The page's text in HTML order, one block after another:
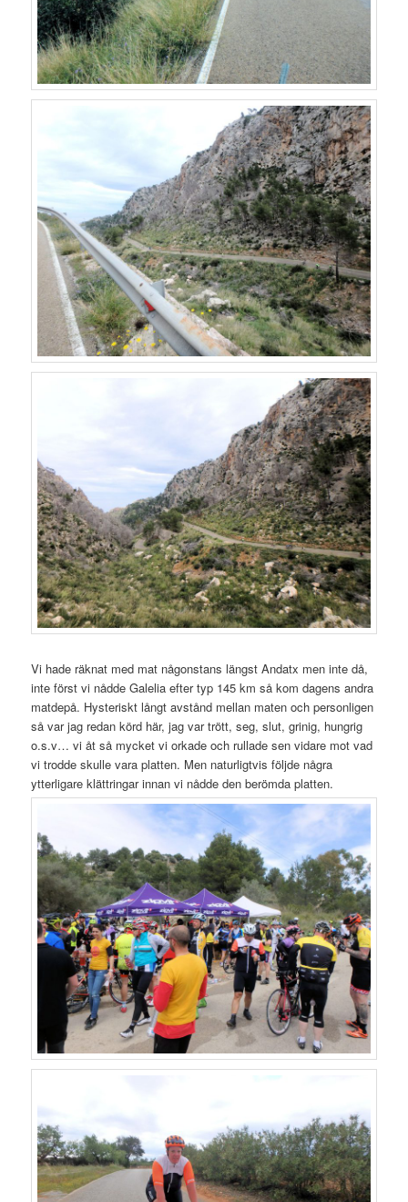
Vi hade räknat med mat någonstans längst Andatx men inte då,
inte först vi nådde Galelia efter typ 145 km så kom dagens andra
matdepå. Hysteriskt långt avstånd mellan maten och personligen
så var jag redan körd här, jag var trött, seg, slut, grinig, hungrig
o.s.v… vi åt så mycket vi orkade och rullade sen vidare mot vad
vi trodde skulle vara platten. Men naturligtvis följde några
ytterligare klättringar innan vi nådde den berömda platten.